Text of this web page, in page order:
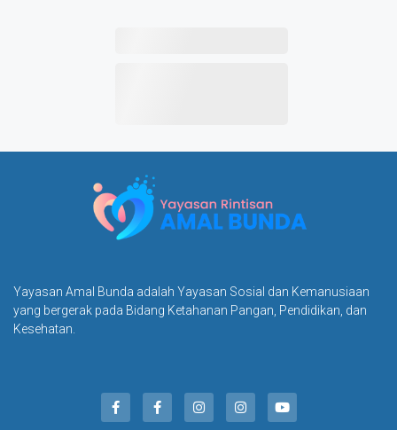
Yayasan Amal Bunda adalah Yayasan Sosial dan Kemanusiaan
yang bergerak pada Bidang Ketahanan Pangan, Pendidikan, dan
Kesehatan.